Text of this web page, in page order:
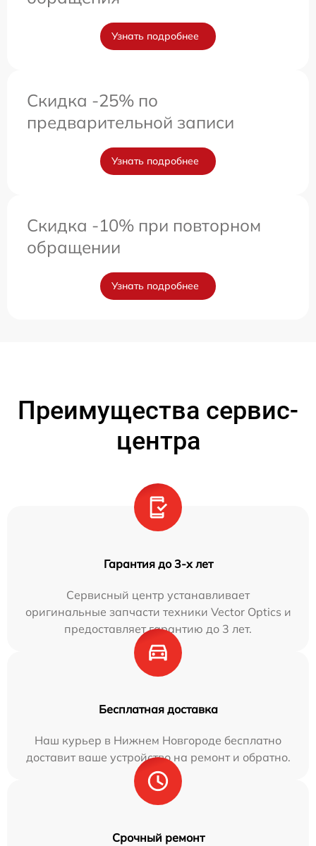
Узнать подробнее
Скидка -25% по
предварительной записи
Узнать подробнее
Скидка -10% при повторном
обращении
Узнать подробнее
Преимущества сервис-
центра
Гарантия до 3-х лет
Сервисный центр устанавливает
оригинальные запчасти техники Vector Optics и
предоставляет гарантию до 3 лет.
Бесплатная доставка
Наш курьер в Нижнем Новгороде бесплатно
доставит ваше устройство на ремонт и обратно.
Срочный ремонт